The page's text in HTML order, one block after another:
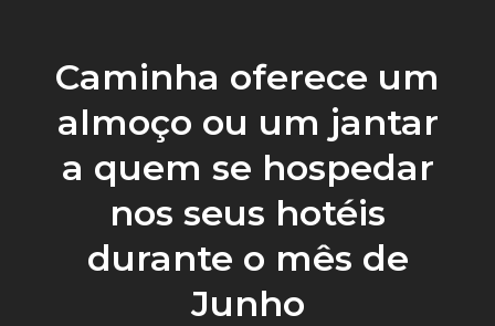
Caminha oferece um
almoço ou um jantar
a quem se hospedar
nos seus hotéis
durante o mês de
Junho